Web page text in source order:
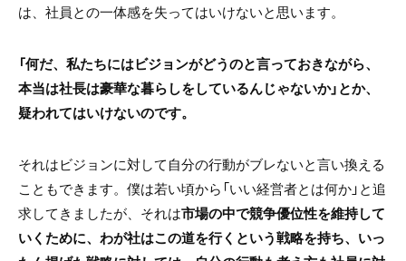
は、社員との一体感を失ってはいけないと思います。
「何だ、私たちにはビジョンがどうのと言っておきながら、
本当は社長は豪華な暮らしをしているんじゃないか」とか、
疑われてはいけないのです。
それはビジョンに対して自分の行動がブレないと言い換える
こともできます。僕は若い頃から「いい経営者とは何か」と追
求してきましたが、それは市場の中で競争優位性を維持して
いくために、わが社はこの道を行くという戦略を持ち、いっ